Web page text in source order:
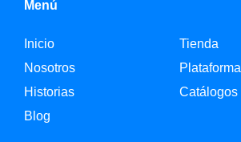
Menú
Inicio
Nosotros
Historias
Blog
Tienda
Plataforma
Catálogos